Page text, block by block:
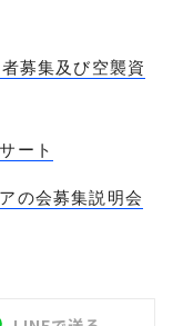
募集及び空襲資
ート
の会募集説明会